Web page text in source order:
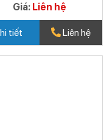
Giá: Liên hệ
tiết Liên hệ